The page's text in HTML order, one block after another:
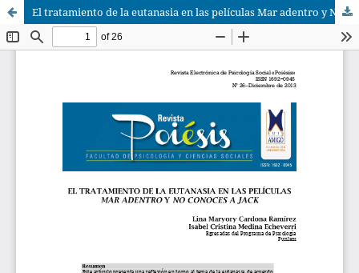
El tratamiento de la eutanasia en las películas Mar adentro y No conoces a Jack